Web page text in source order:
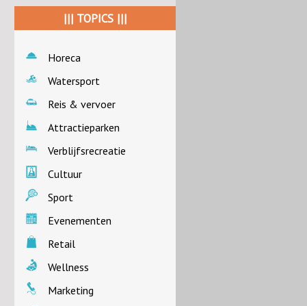
||| TOPICS |||
Horeca
Watersport
Reis & vervoer
Attractieparken
Verblijfsrecreatie
Cultuur
Sport
Evenementen
Retail
Wellness
Marketing